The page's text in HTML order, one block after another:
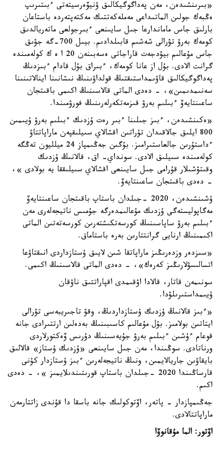
«بىرىنشىدەن، مەن پەداگوگيكالىق ۋنيۆەرسيتەتى ءبىتىرىپ
ەڭبەك جولىن الماتىداعى مەملەكەتتىك مەكتەپتەردە باستاعان
بارلىق جاس ماماندارعا جىل سايىنعى ءبىرجولعى ماتەريالدىق
كومەك بەرۋ تۋرالى شەشىم قابىلدادىم. بيىل 700-گە جۋىق
جاس مۇعالىم بيۋدجەت قاراجاتى ەسەبىنەن 20 ا ە ك كولەمىندە
گرانت الادى. بۇل از عانا كومەك، ءبىراق بۇل قادام ءبىزدىڭ
پەداگوگيكالىق قاۋىمداستىقتىڭ قولداۋىنىڭ نىشانىنا اينالاتىنىنا
سەنىمدىمىن»، - دەدى الماتى قالاسىنىڭ اكىمى باقىتجان
ساعىنتايەۆ ءبىلىم بەرۋ قىزمەتكەرلەرىنىڭ فورۋمىندا.
«ەكىنشىدەن، ءبىز جىلىنا ءبىر رەت ۇزدىك ءبىلىم بەرۋ ۇيىمىن
800 ايلىق جالاقىدان تۇراتىن اقشالاي سىيلىقپەن ماراپاتتاۋ
ءداستۇرىن جالعاستىرامىز. بۇگىن جەڭىمپاز 24 ميلليون تەڭگە
كولەمىندە سىيلىق الادى. سونداي- اق، قالانىڭ ۇزدىك
وقىتۋشىلار قۇرامى جىل سايىنعى اقشالاي سىيلىققا يە بولادى »،
- دەدى باقىتجان ساعىنتايەۆ.
ۇشىنشىدەن، 2020 -جىلدان باستاپ باقىتجان ساعىنتايەۆ
مەگاپوليستەگى ۇزدىك مۇعالىمدەرگە جۇمىس ناتيجەلەرى مەن
ءبىلىم بەرۋ ساپاسىنىڭ كورسەتكىشتەرىن كورسەتەتىن الماتى
اكىمىنىڭ ارنايى گرانتتارىن بەرە باستاماق.
«سىزدەر وزدەرىڭىز ماراپاتقا شىن لايىق ۇستازداردى انىقتاۋعا
اتسالىسۋلارىڭىز كەرەك»، - دەدى الماتى قالاسىنىڭ اكىمى.
سونىمەن قاتار، قالادا اۋقىمدى اقپاراتتىق ناۋقان
ۇيىمداستىرىلۋدا.
«ءبىز قالانىڭ ۇزدىك ۇستازداردىڭ، وقۋ تاجىريبەسى تۋرالى
ايتاتىن بولامىز. بۇل مۇعالىم كاسىبىنىڭ بەدەلىن ارتتىرادى جانە
قوعام ءۇشىن ءبىلىم بەرۋ جۇيەسىنىڭ دۇرىس ۆەكتورلاردى
ورناتادى. سوڭىندا، مەن جىل سايىنعى «ۇزدىك ۇستاز» قالالىق
بايقاۋىن جاريالايمىن، ونىڭ ناتيجەلەرىن ءبىز ۇستازدار كۇنى
قارساڭىندا 2020 -جىلدان باستاپ قورىتىندىلايمىز »، - دەدى
اكىم.
جەڭىمپازدار - پاتەر، اۆتوكولىك جانە باسقا دا قۇندى زاتتارمەن
ماراپاتتالادى.
اۆتور: الما مۇقانوۆا